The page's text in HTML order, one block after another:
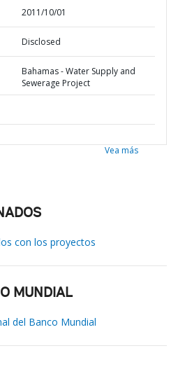
2011/10/01
Disclosed
Bahamas - Water Supply and
Sewerage Project
Vea más
con los proyectos
MUNDIAL
del Banco Mundial